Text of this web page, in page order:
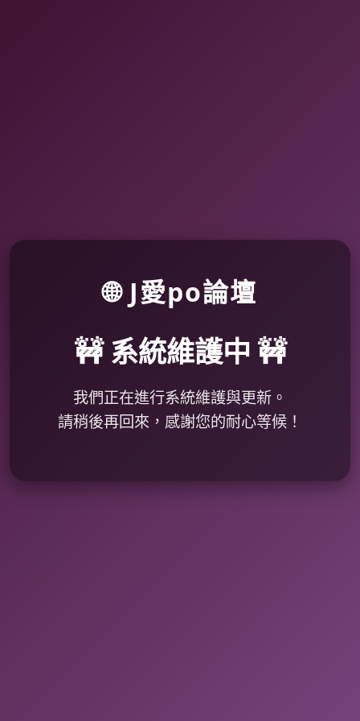
🌐 J愛po論壇
🚧 系統維護中 🚧
我們正在進行系統維護與更新。
請稍後再回來，感謝您的耐心等候！